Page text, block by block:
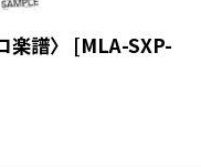
譜〉 [MLA-SXP-